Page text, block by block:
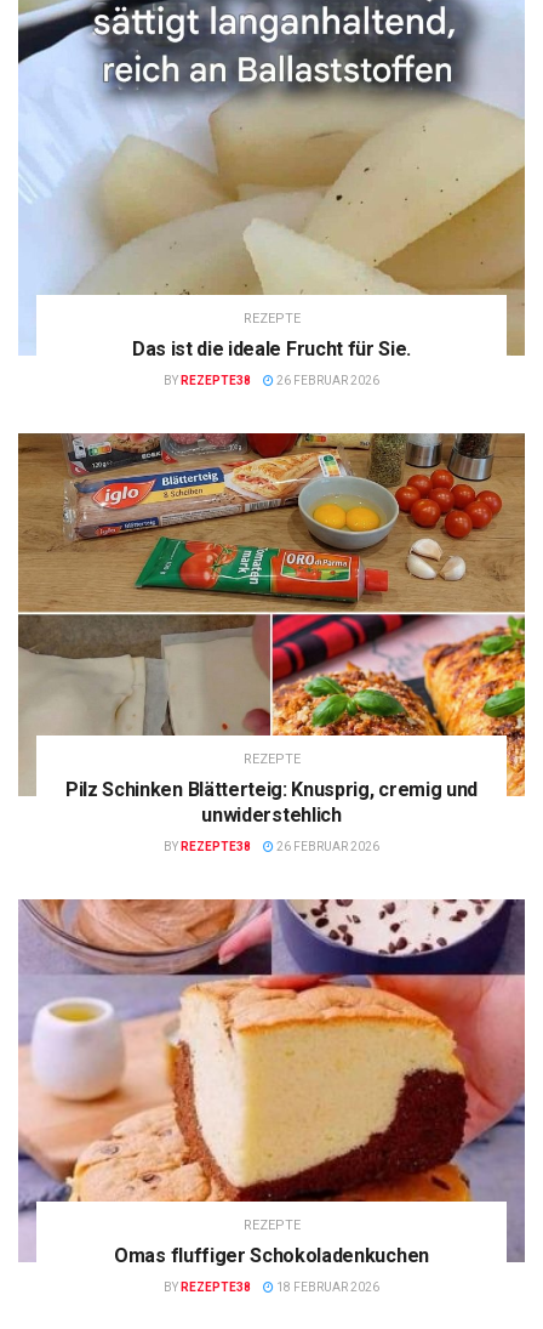
REZEPTE
Das ist die ideale Frucht für Sie.
BY REZEPTE38 26 FEBRUAR 2026
REZEPTE
Pilz Schinken Blätterteig: Knusprig, cremig und
unwiderstehlich
BY REZEPTE38 26 FEBRUAR 2026
REZEPTE
Omas fluffiger Schokoladenkuchen
BY REZEPTE38 18 FEBRUAR 2026